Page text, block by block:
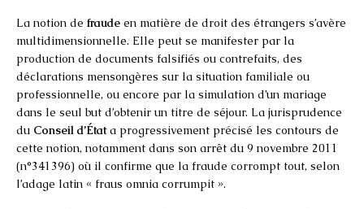
La notion de fraude en matière de droit des étrangers s’avère
multidimensionnelle. Elle peut se manifester par la
production de documents falsifiés ou contrefaits, des
déclarations mensongères sur la situation familiale ou
professionnelle, ou encore par la simulation d’un mariage
dans le seul but d’obtenir un titre de séjour. La jurisprudence
du Conseil d’Étata progressivement précisé les contours de
cette notion, notamment dans son arrêt du 9 novembre 2011
(n°341396) où il confirme que la fraude corrompt tout, selon
l’adage latin « fraus omnia corrumpit ».